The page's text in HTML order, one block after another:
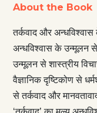
About the Book
तर्कवाद और
अन्धविश्वास के उन्मूलन
उन्मूलन से शास्त्रीय
वैज्ञानिक दृष्टिकोण से
से तर्कवाद और